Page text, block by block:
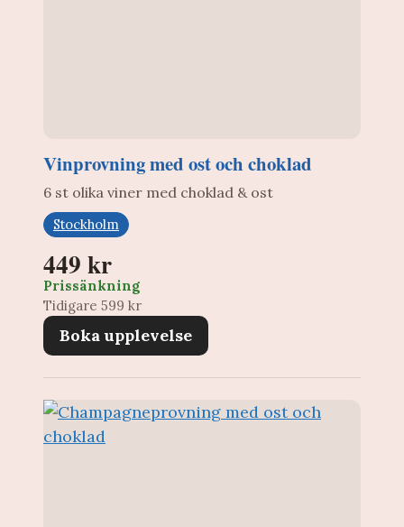
Vinprovning med ost och choklad
6 st olika viner med choklad & ost
Stockholm
449 kr
Prissänkning
Tidigare 599 kr
Boka upplevelse